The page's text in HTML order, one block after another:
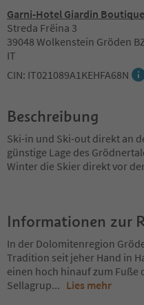
Garni-Hotel Giardin
Streda Frëina 3
39048 Wolkenstein Gröden
IT
CIN: IT021089A1KEHFA68N
Beschreibung
Ski-in und Ski-out direkt an
günstige Lage des
Winter die Skier direkt vor
Informationen zur
In der Dolomitenregion
Tradition seit jeher Hand in
einen hoch hinauf zum Fuße
Sellagrup... Lies mehr